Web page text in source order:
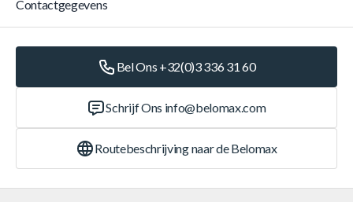
Contactgegevens
Bel Ons +32(0)3 336 31 60
Schrijf Ons info@belomax.com
Routebeschrijving naar de Belomax